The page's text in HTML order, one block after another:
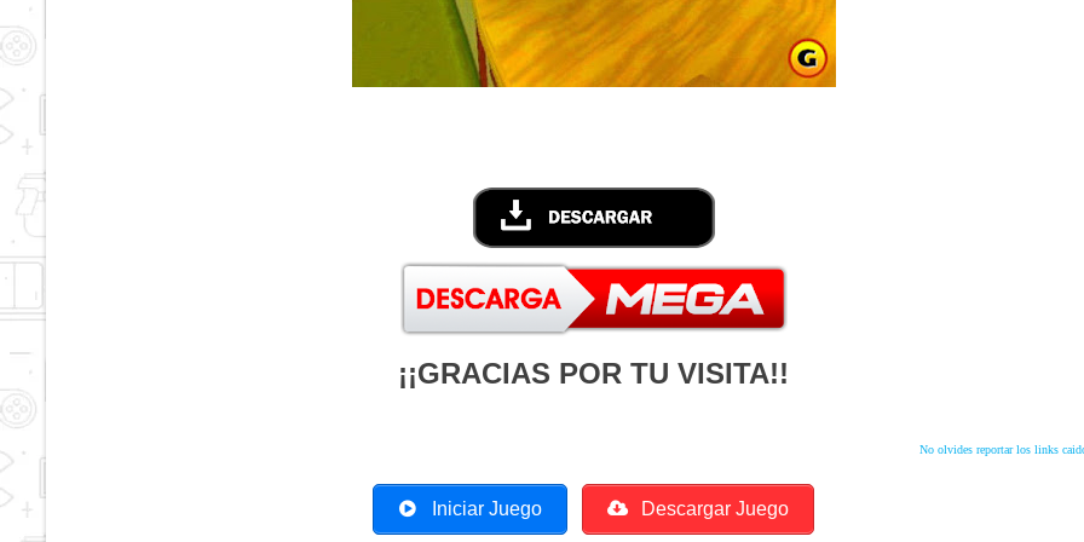
¡¡GRACIAS POR TU VISITA!!
No olvides reportar los links
Iniciar Juego Descargar Juego